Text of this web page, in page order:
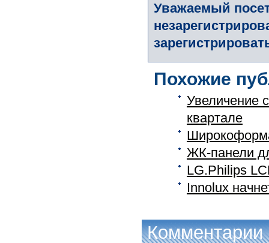
Уважаемый
Похожие
Увеличение
квартале
ЖК-панели
LG.Philips
Innolux
Комментарии